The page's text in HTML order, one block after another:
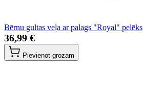
Bērnu gultas veļa ar palags "Royal" pelēks
36,99 €
Pievienot grozam